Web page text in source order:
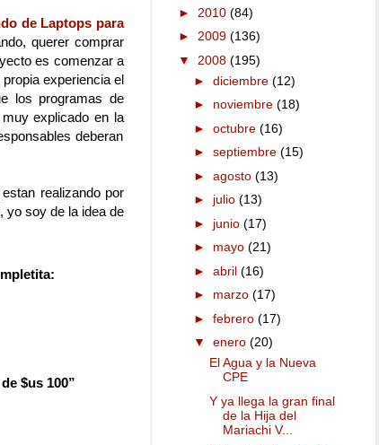
de Laptops para
querer comprar
es comenzar a
experiencia el
los programas de
explicado en la
deberan
realizando por
yo soy de la idea de
$us 100”
► 2010 (84)
► 2009 (136)
▼ 2008 (195)
► diciembre (12)
► noviembre (18)
► octubre (16)
► septiembre (15)
► agosto (13)
► julio (13)
► junio (17)
► mayo (21)
► abril (16)
► marzo (17)
► febrero (17)
▼ enero (20)
El Agua y la Nueva
CPE
Y ya llega la gran final
de la Hija del
Mariachi V...